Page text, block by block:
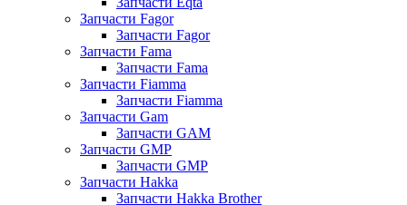
Запчасти Fagor
Запчасти Fagor
Запчасти Fama
Запчасти Fama
Запчасти Fiamma
Запчасти Fiamma
Запчасти Gam
Запчасти GAM
Запчасти GMP
Запчасти GMP
Запчасти Hakka
Запчасти Hakka Brother